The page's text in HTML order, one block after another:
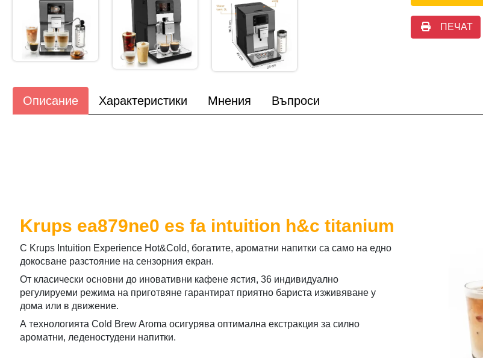
ПЕЧАТ
Описание Характеристики Мнения Въпроси
Krups ea879ne0 es fa intuition h&c titanium
С Krups Intuition Experience Hot&Cold, богатите, ароматни напитки са само на едно
докосване разстояние на сензорния екран.
От класически основни до иновативни кафене ястия, 36 индивидуално
регулируеми режима на приготвяне гарантират приятно бариста изживяване у
дома или в движение.
А технологията Cold Brew Aroma осигурява оптимална екстракция за силно
ароматни, леденостудени напитки.